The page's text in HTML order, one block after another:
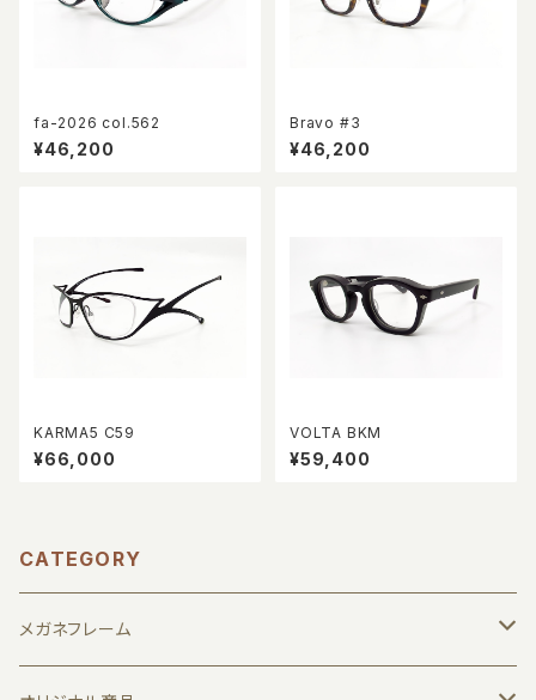
fa-2026 col.562
¥46,200
Bravo #3
¥46,200
KARMA5 C59
¥66,000
VOLTA BKM
¥59,400
CATEGORY
メガネフレーム